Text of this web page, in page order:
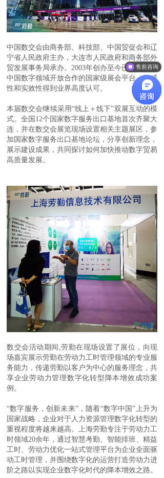
中 国数交会由商务部、科技部、中国贸促会和辽
宁省人民政府主办，大连市人民政府和商务部外
贸发展事务局承办。 2003年创办至今已成为引领
中国数字领域开放合作的国家级展会平台，权威
性和实效性得到业界高度认可。
本届数交会继续采用“线上＋线下”双展互动的模
式。 全国 12个国家数字服务出口基地首次齐聚大
连，并在数交会展览现场设置相关主题展区，参
加国家数字服务出口基地论坛，分享创新理念，
展示建设成果，共同探讨如何加快推动数字贸易
高质量发展。
数交会活动期间 ,劳勤在现场设置了展位，向现
场嘉宾展示劳勤在劳动力工时管理领域的专业服
务能力 ，传递劳勤以客户为中心的服务理念， 共
享企业劳动力管理数字化转型 降本增效 成功案
例 。
“数字服务，创新未来”，随着“数字中国”上升为
国家战略，企业对于人力资源管理数字化转型的
重视程度将越来越高。上海劳勤专注于劳动力工
时领域20余年，通过智慧考勤、智能排班、精益
工时、劳动力优化一站式管理平台为企业全面驱
动工时管理，并围绕数字化的运营打造劳动力进
阶之路以实现企业数字化时代的降本增效之路。
售前咨询